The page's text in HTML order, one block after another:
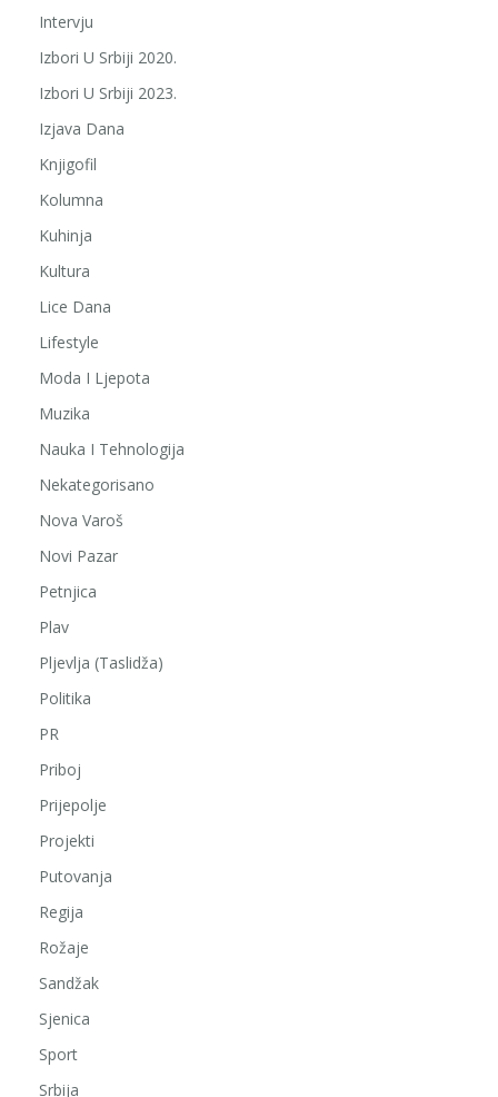
Intervju
Izbori U Srbiji 2020.
Izbori U Srbiji 2023.
Izjava Dana
Knjigofil
Kolumna
Kuhinja
Kultura
Lice Dana
Lifestyle
Moda I Ljepota
Muzika
Nauka I Tehnologija
Nekategorisano
Nova Varoš
Novi Pazar
Petnjica
Plav
Pljevlja (Taslidža)
Politika
PR
Priboj
Prijepolje
Projekti
Putovanja
Regija
Rožaje
Sandžak
Sjenica
Sport
Srbija